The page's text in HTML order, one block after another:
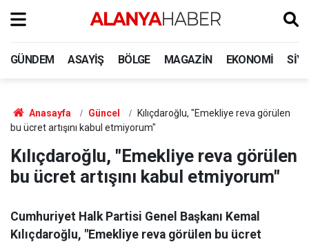
GÜNDEM ASAYIŞ BÖLGE MAGAZIN EKONOMI
Anasayfa Güncel
Kılıçdaroğlu, "Emekliye reva görülen
bu ücret artışını kabul etmiyorum"
Kılıçdaroğlu, "Emekliye reva görülen
bu ücret artışını kabul etmiyorum"
Cumhuriyet Halk Partisi Genel Başkanı Kemal
Kılıçdaroğlu, "Emekliye reva görülen bu ücret